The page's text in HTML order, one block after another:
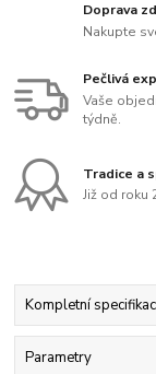
Doprava
Nakupte
Pečlivá
Vaše
týdně.
Tradice a
Již od roku
Kompletní
Parametry